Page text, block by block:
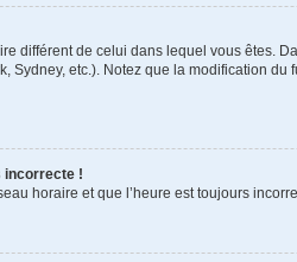
différent de celui dans lequel vous êtes.
Sydney, etc.). Notez que la modification
incorrecte !
horaire et que l’heure est toujours